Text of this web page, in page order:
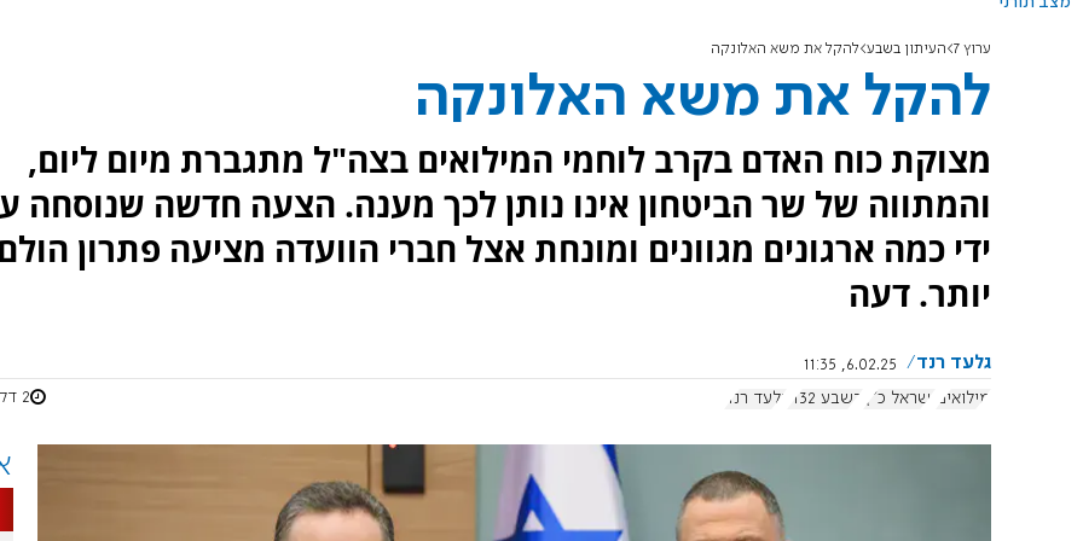
ערוץ 7 העיתון בשבע להקל את משא האלונקה
להקל את משא האלונקה
מצוקת כוח האדם בקרב לוחמי המילואים בצה"ל מתגברת מיום ליום,
והמתווה של שר הביטחון אינו נותן לכך מענה. הצעה חדשה שנוסחה
ידי כמה ארגונים מגוונים ומונחת אצל חברי הוועדה מציעה פתרון
יותר. דעה
גלעד רנד
6.02.25, 11:35
מילואים
ישראל כ"ץ בשבע 1132 גלעד רנד 2 דקות